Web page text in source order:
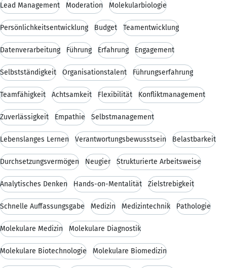
Lead Management Moderation Molekularbiologie
Persönlichkeitsentwicklung Budget Teamentwicklung
Datenverarbeitung Führung Erfahrung Engagement
Selbstständigkeit Organisationstalent Führungserfahrung
Teamfähigkeit Achtsamkeit Flexibilität Konfliktmanagement
Zuverlässigkeit Empathie Selbstmanagement
Lebenslanges Lernen Verantwortungsbewusstsein Belastbarkeit
Durchsetzungsvermögen Neugier Strukturierte Arbeitsweise
Analytisches Denken Hands-on-Mentalität Zielstrebigkeit
Schnelle Auffassungsgabe Medizin Medizintechnik Pathologie
Molekulare Medizin Molekulare Diagnostik
Molekulare Biotechnologie Molekulare Biomedizin